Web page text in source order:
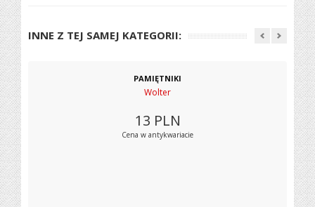
INNE Z TEJ SAMEJ KATEGORII:
PAMIĘTNIKI
Wolter
13 PLN
Cena w antykwariacie